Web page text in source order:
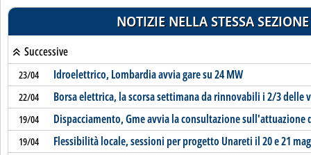
NOTIZIE NELLA STESSA SEZIONE
Successive
23/04 Idroelettrico, Lombardia avvia gare su 24 MW
22/04 Borsa elettrica, la scorsa settimana da rinnovabili i 2/3 delle
19/04 Dispacciamento, Gme avvia la consultazione sull'attuazione
19/04 Flessibilità locale, sessioni per progetto Unareti il 20 e 21